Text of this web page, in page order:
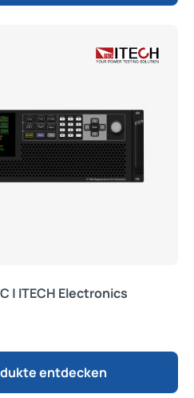
| ITECH Electronics
entdecken